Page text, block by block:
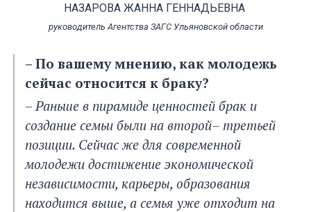
НАЗАРОВА ЖАННА ГЕННАДЬЕВНА
руководитель Агентства ЗАГС Ульяновской области
– По вашему мнению, как молодежь
сейчас относится к браку?
– Раньше в пирамиде ценностей брак и
создание семьи были на второй– третьей
позиции. Сейчас же для современной
молодежи достижение экономической
независимости, карьеры, образования
находится выше, а семья уже отходит на